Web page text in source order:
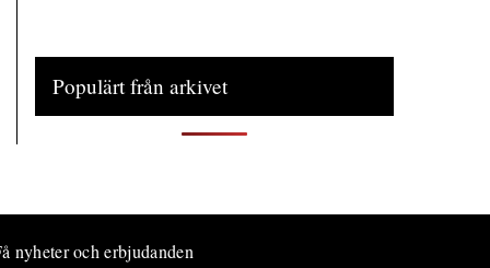
Populärt från arkivet
nyheter och erbjudanden